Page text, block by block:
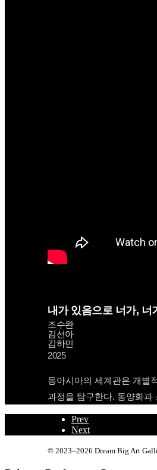
내가 있음으로 너가, 너
조수완
김선아
김하민
2025
동아시아의 세계관은 개별
과정을 탐구한다. 동양화과
Prev
Next
© 2023–2026 Dream Big Art